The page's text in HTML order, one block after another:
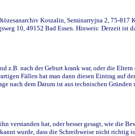
Koszalin, Seminarryjna 2, 75-817
10, 49152 Bad Essen. Hinweis: Derzeit ist
nach der Geburt krank war, oder die
Fällen hat man dann diesen Eintrag auf
nach dem Datum ist aus technischen
hat, oder besser gesagt, wie die
wurde, dass die Schreibweise nicht richtig